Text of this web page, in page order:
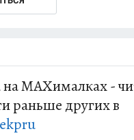
MAXималках -
раньше других в